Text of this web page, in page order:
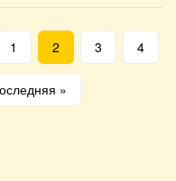
1 2 3 4
»